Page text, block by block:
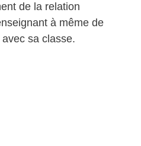
de la relation
à même de
sa classe.